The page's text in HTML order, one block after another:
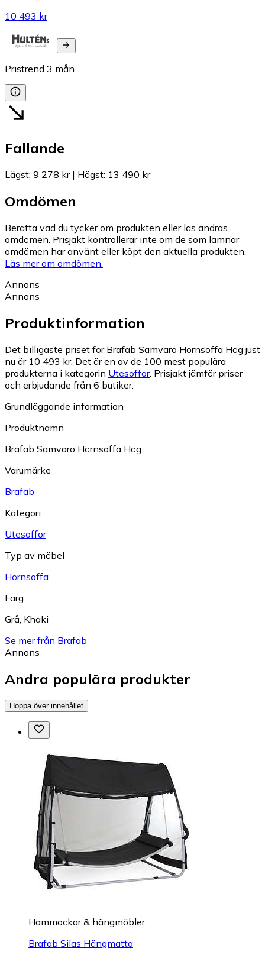
10 493 kr
Pristrend 3 mån
Fallande
Lägst: 9 278 kr| Högst: 13 490 kr
Omdömen
Berätta vad du tycker om produkten eller läs andras
omdömen. Prisjakt kontrollerar inte om de som lämnar
omdömen har använt eller köpt den aktuella produkten.
Läs mer om omdömen.
Annons
Annons
Produktinformation
Det billigaste priset för Brafab Samvaro Hörnsoffa Hög just
nu är 10 493 kr. Det är en av de 100 mest populära
produkterna i kategorin Utesoffor. Prisjakt jämför priser
och erbjudande från 6 butiker.
Grundläggande information
Produktnamn
Brafab Samvaro Hörnsoffa Hög
Varumärke
Brafab
Kategori
Utesoffor
Typ av möbel
Hörnsoffa
Färg
Grå Khaki
Se mer från Brafab
Annons
Andra populära produkter
Hoppa över innehållet
Hammockar & hängmöbler
Brafab Silas Hängmatta